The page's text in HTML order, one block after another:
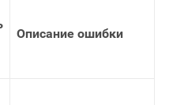
Описание ошибки